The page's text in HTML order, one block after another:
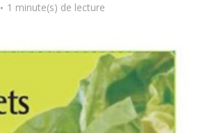
1 minute(s) de lecture